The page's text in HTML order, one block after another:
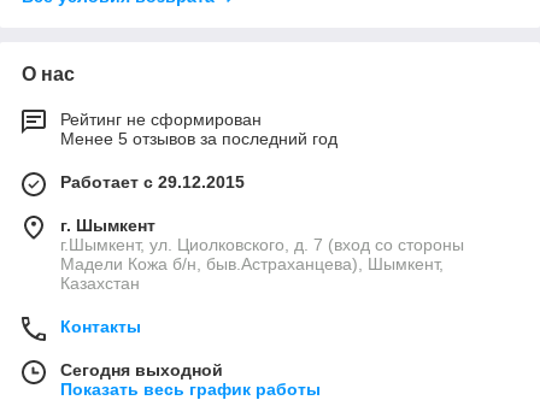
О нас
Рейтинг не сформирован
Менее 5 отзывов за последний год
Работает с 29.12.2015
г. Шымкент
г.Шымкент, ул. Циолковского, д. 7 (вход со стороны
Мадели Кожа б/н, быв.Астраханцева), Шымкент,
Казахстан
Контакты
Сегодня выходной
Показать весь график работы